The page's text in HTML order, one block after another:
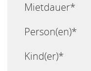
Mietdauer*
Person(en)*
Kind(er)*